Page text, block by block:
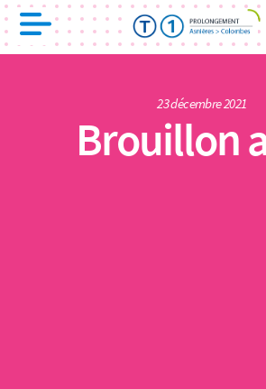
23 décembre 2021
Brouillon